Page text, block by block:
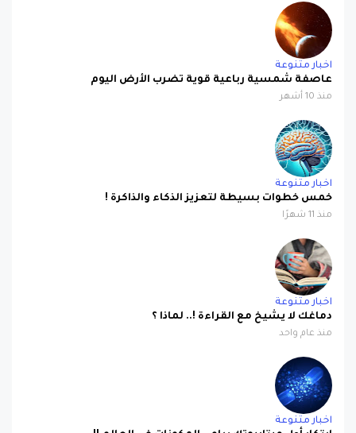
اخبار متنوعة
عاصفة شمسية رباعية قوية تضرب الأرض اليوم
منذ 10 أشهر
اخبار متنوعة
خمس خطوات بسيطة لتعزيز الذكاء والذاكرة !
منذ 11 شهرًا
اخبار متنوعة
دماغك لا يشيخ مع القراءة !.. لماذا ؟
منذ عام واحد
اخبار متنوعة
إبتكار أول ميتابيوتك رباعي المكونات في العالم !!
منذ عام واحد